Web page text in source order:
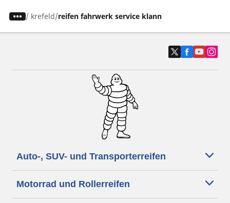
/ krefeld reifen fahrwerk service klann
Auto-, SUV- und Transporterreifen
Motorrad und Rollerreifen